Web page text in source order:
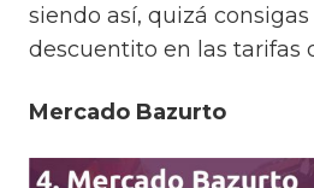
siendo así, quizá
descuentito en las tarifas
Mercado Bazurto